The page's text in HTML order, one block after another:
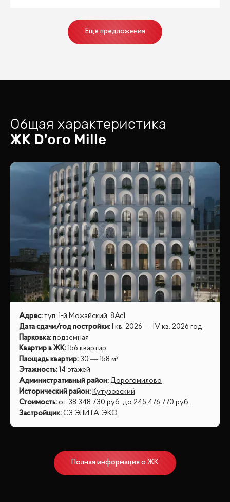
Ещё предложения
Общая характеристика
ЖК D'oro Mille
Адрес: туп. 1-й Можайский, 8Ас1
Дата сдачи/год постройки: I кв. 2026 — IV кв. 2026 год
Парковка: подземная
Квартир в ЖК: 156 квартир
Площадь квартир: 30 — 158 м²
Этажность: 14 этажей
Административный район: Дорогомилово
Исторический район: Кутузовский
Стоимость: от 38 348 730 руб. до 245 476 770 руб.
Застройщик: СЗ ЭЛИТА-ЭКО
Полная информация о ЖК